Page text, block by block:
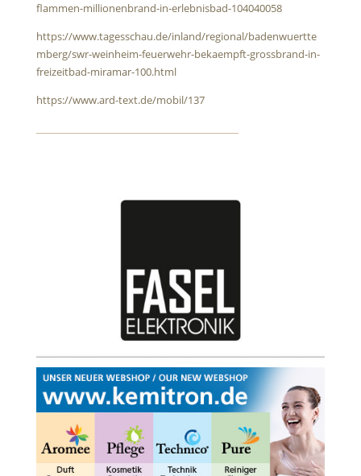
flammen-millionenbrand-in-erlebnisbad-104040058
https://www.tagesschau.de/inland/regional/badenwuertte
mberg/swr-weinheim-feuerwehr-bekaempft-grossbrand-in-
freizeitbad-miramar-100.html
https://www.ard-text.de/mobil/137